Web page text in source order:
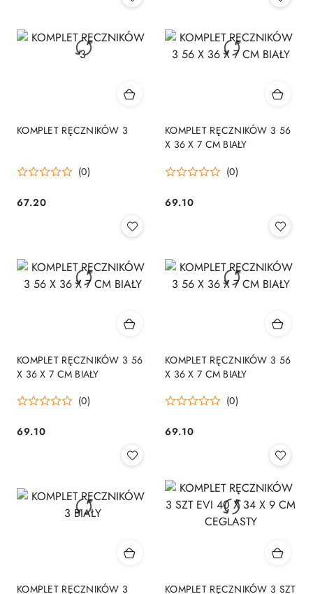
KOMPLET RĘCZNIKÓW 3
(0)
Cena:
67.20
KOMPLET RĘCZNIKÓW 3 56
X 36 X 7 CM BIAŁY
(0)
Cena:
69.10
KOMPLET RĘCZNIKÓW 3 56
X 36 X 7 CM BIAŁY
(0)
Cena:
69.10
KOMPLET RĘCZNIKÓW 3 56
X 36 X 7 CM BIAŁY
(0)
Cena:
69.10
KOMPLET RĘCZNIKÓW 3 KOMPLET RĘCZNIKÓW 3 SZT